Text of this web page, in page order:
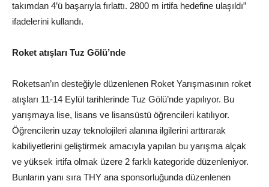
takımdan 4’ü başarıyla fırlattı. 2800 m irtifa hedefine ulaşıldı”
ifadelerini kullandı.
Roket atışları Tuz Gölü’nde
Roketsan’ın desteğiyle düzenlenen Roket Yarışmasının roket
atışları 11-14 Eylül tarihlerinde Tuz Gölü’nde yapılıyor. Bu
yarışmaya lise, lisans ve lisansüstü öğrencileri katılıyor.
Öğrencilerin uzay teknolojileri alanına ilgilerini arttırarak
kabiliyetlerini geliştirmek amacıyla yapılan bu yarışma alçak
ve yüksek irtifa olmak üzere 2 farklı kategoride düzenleniyor.
Bunların yanı sıra THY ana sponsorluğunda düzenlenen